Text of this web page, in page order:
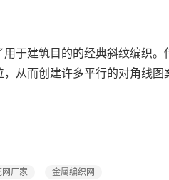
于建筑目的的经典斜纹编织
从而创建许多平行的对角线
网厂家 金属编织网